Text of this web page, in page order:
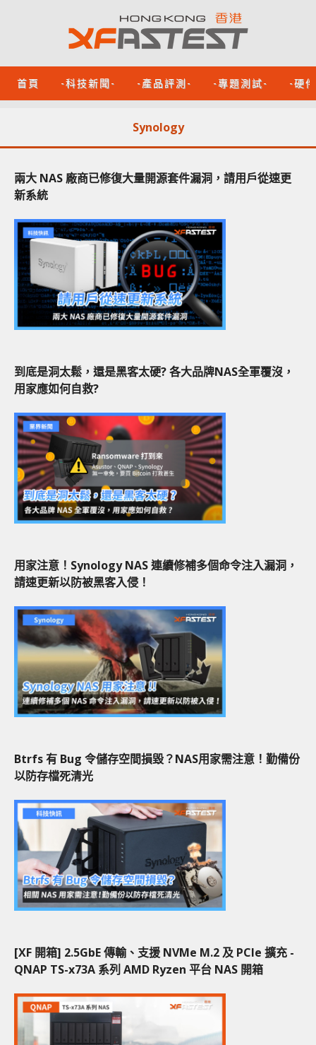
首頁 -科技新聞- -產品評測- -專題測試- -硬
Synology
兩大 NAS 廠商已修復大量開源套件漏洞，請用戶從速更
新系統
到底是洞太鬆，還是黑客太硬? 各大品牌NAS全軍覆沒，
用家應如何自救?
用家注意！Synology NAS 連續修補多個命令注入漏洞，
請速更新以防被黑客入侵！
Btrfs 有 Bug 令儲存空間損毀？NAS用家需注意！勤備份
以防存檔死清光
[XF 開箱] 2.5GbE 傳輸、支援 NVMe M.2 及 PCIe 擴充 -
QNAP TS-x73A 系列 AMD Ryzen 平台 NAS 開箱